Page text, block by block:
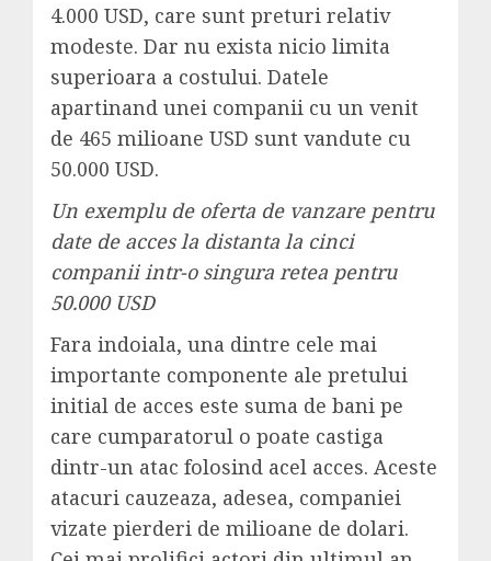
4.000 USD, care sunt preturi relativ
modeste. Dar nu exista nicio limita
superioara a costului. Datele
apartinand unei companii cu un venit
de 465 milioane USD sunt vandute cu
50.000 USD.
Un exemplu de oferta de vanzare pentru
date de acces la distanta la cinci
companii intr-o singura retea pentru
50.000 USD
Fara indoiala, una dintre cele mai
importante componente ale pretului
initial de acces este suma de bani pe
care cumparatorul o poate castiga
dintr-un atac folosind acel acces. Aceste
atacuri cauzeaza, adesea, companiei
vizate pierderi de milioane de dolari.